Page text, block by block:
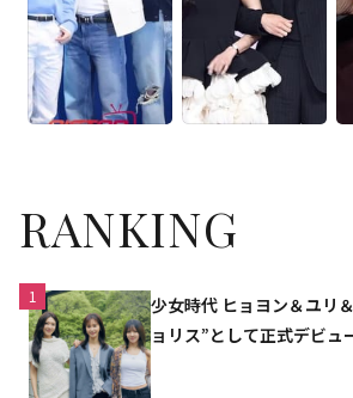
RANKING
1
少女時代 ヒョヨン＆ユリ
ョリス”として正式デビュ